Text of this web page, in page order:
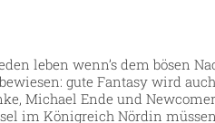
leben wenn’s dem bösen
gute Fantasy wird
Michael Ende und
im Königreich Nördin